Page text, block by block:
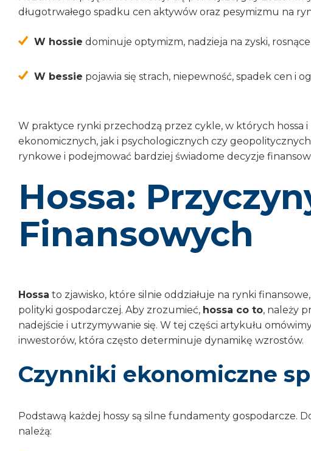
długotrwałego spadku cen aktywów oraz pesymizmu na
W hossie dominuje optymizm, nadzieja na zyski,
W bessie pojawia się strach, niepewność, spadek cen i
W praktyce rynki przechodzą przez cykle, w których hossa
ekonomicznych, jak i psychologicznych czy
rynkowe i podejmować bardziej świadome decyzje
Hossa:
Finansowych
Hossa to zjawisko, które silnie oddziałuje na rynki
polityki gospodarczej. Aby zrozumieć, hossa co to, należy
nadejście i utrzymywanie się. W tej części artykułu
inwestorów, która często determinuje dynamikę wzrostów.
Czynniki ekonomiczne
Podstawą każdej hossy są silne fundamenty gospodarcze.
należą: